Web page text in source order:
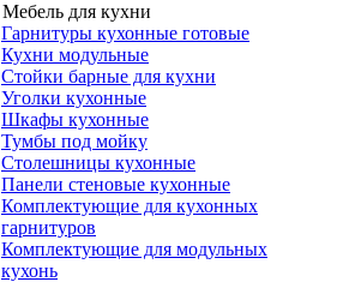
Мебель для кухни
Гарнитуры кухонные готовые
Кухни модульные
Стойки барные для кухни
Уголки кухонные
Шкафы кухонные
Тумбы под мойку
Столешницы кухонные
Панели стеновые кухонные
Комплектующие для кухонных
гарнитуров
Комплектующие для модульных
кухонь